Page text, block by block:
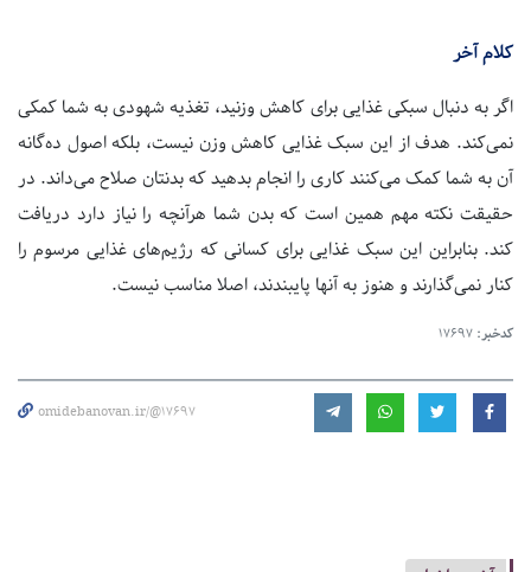
کلام آخر
اگر به دنبال سبکی غذایی برای کاهش وزنید، تغذیه شهودی به شما کمکی
نمی‌کند. هدف از این سبک غذایی کاهش وزن نیست، بلکه اصول ده‌گانه
آن به شما کمک می‌کنند کاری را انجام بدهید که بدنتان صلاح می‌داند. در
حقیقت نکته مهم همین است که بدن شما هرآنچه را نیاز دارد دریافت
کند. بنابراین این سبک غذایی برای کسانی که رژیم‌های غذایی مرسوم را
کنار نمی‌گذارند و هنوز به آنها پایبندند، اصلا مناسب نیست.
کدخبر: 17697
omidebanovan.ir/@17697